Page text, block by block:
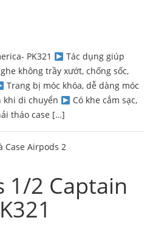
PK321
Tác dụng giúp
không trầy xướt, chống sốc,
Trang bị móc khóa, dễ dàng móc
khi di chuyển
Có khe cắm sạc,
tháo case […]
Case Airpods 2
1/2 Captain